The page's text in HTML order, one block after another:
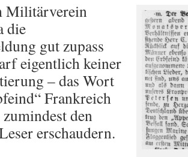
Militärverein
die
gut zupass
eigentlich keiner
– das Wort
Frankreich
den
erschaudern.